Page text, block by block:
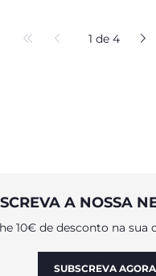
1 de 4
A NOSSA
10€ de desconto na sua
SUBSCREVA AGORA